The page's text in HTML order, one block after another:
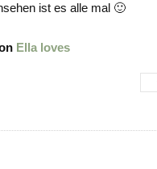
ist es alle mal 🙂
Ella loves